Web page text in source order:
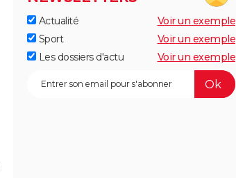
Actualité
Voir un exemple
Sport
Voir un exemple
Les dossiers d'actu
Voir un exemple